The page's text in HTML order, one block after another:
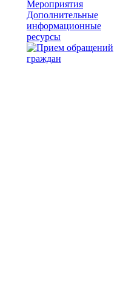
Мероприятия
Дополнительные
информационные
ресурсы